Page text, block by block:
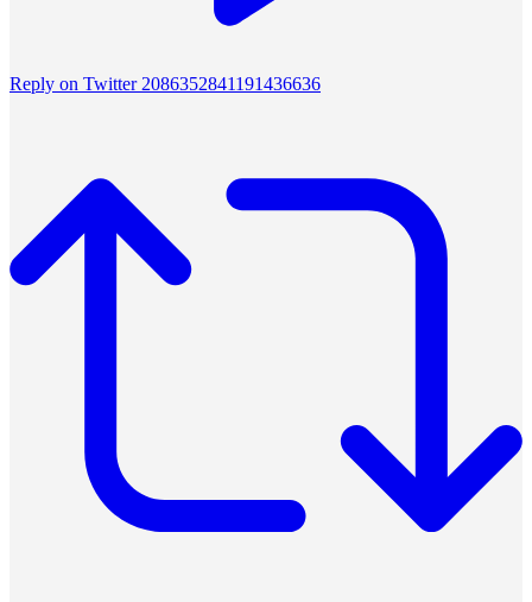
Reply on Twitter 2086352841191436636